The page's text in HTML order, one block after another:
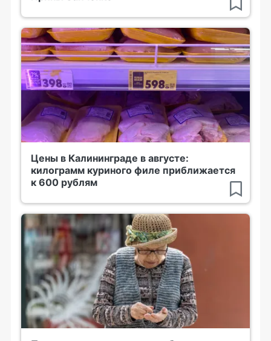
Цены в Калининграде в августе:
килограмм куриного филе приближается
к 600 рублям